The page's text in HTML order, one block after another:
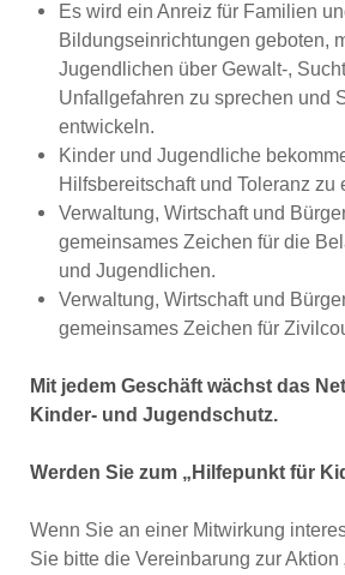
Es wird ein Anreiz für Familien
Bildungseinrichtungen geboten,
Jugendlichen über Gewalt-,
Unfallgefahren zu sprechen und
entwickeln.
Kinder und Jugendliche
Hilfsbereitschaft und Toleranz zu
Verwaltung, Wirtschaft und
gemeinsames Zeichen für die
und Jugendlichen.
Verwaltung, Wirtschaft und
gemeinsames Zeichen für
Mit jedem Geschäft wächst das
Kinder- und Jugendschutz.
Werden Sie zum „Hilfepunkt für
Wenn Sie an einer Mitwirkung
Sie bitte die Vereinbarung zur Aktion